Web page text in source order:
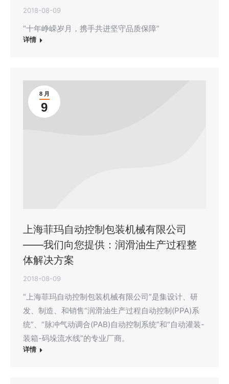
2018-08-09
“十年峥嵘岁月，携手共进坚守品质保障”
详情
8 月
9
上海菲玛自动控制包装机械有限公司
——我们向您提供：润滑油生产过程整
体解决方案
2018-08-09
“上海菲玛自动控制包装机械有限公司”是集设计、研
发、制造、和销售“润滑油生产过程自动控制(PPA)系
统”、“脉冲气动调合(PAB)自动控制系统”和“自动灌装-
装箱-码垛流水线”的专业厂商。
详情